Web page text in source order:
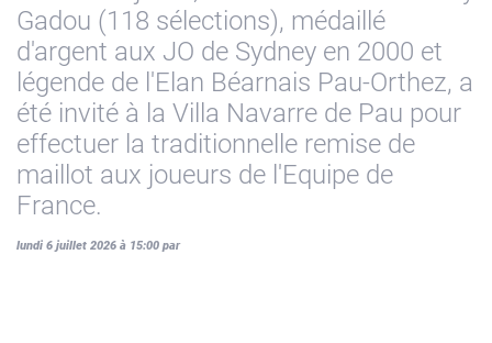
Gadou (118 sélections), médaillé
d'argent aux JO de Sydney en 2000 et
légende de l'Elan Béarnais Pau-Orthez, a
été invité à la Villa Navarre de Pau pour
effectuer la traditionnelle remise de
maillot aux joueurs de l'Equipe de
France.
lundi 6 juillet 2026 à 15:00 par